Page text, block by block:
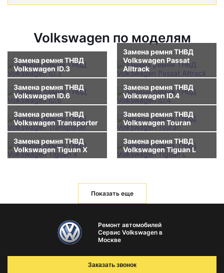
Volkswagen по моделям
Замена ремня ТНВД
Volkswagen ID.3
Замена ремня ТНВД
Volkswagen Passat
Alltrack
Замена ремня ТНВД
Volkswagen ID.6
Замена ремня ТНВД
Volkswagen ID.4
Замена ремня ТНВД
Volkswagen Transporter
Замена ремня ТНВД
Volkswagen Touran
Замена ремня ТНВД
Volkswagen Tiguan X
Замена ремня ТНВД
Volkswagen Tiguan L
Показать еще
Ремонт автомобилей
Сервис Volkswagen в
Москве
Заказать звонок